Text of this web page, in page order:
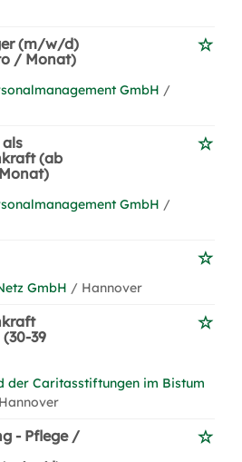
(m/w/d)
/ Monat)
GmbH /
(ab
GmbH /
GmbH / Hannover
39
der Caritasstiftungen im Bistum
- Pflege /